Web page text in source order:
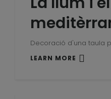
Decoració d'una taula
LEARN MORE